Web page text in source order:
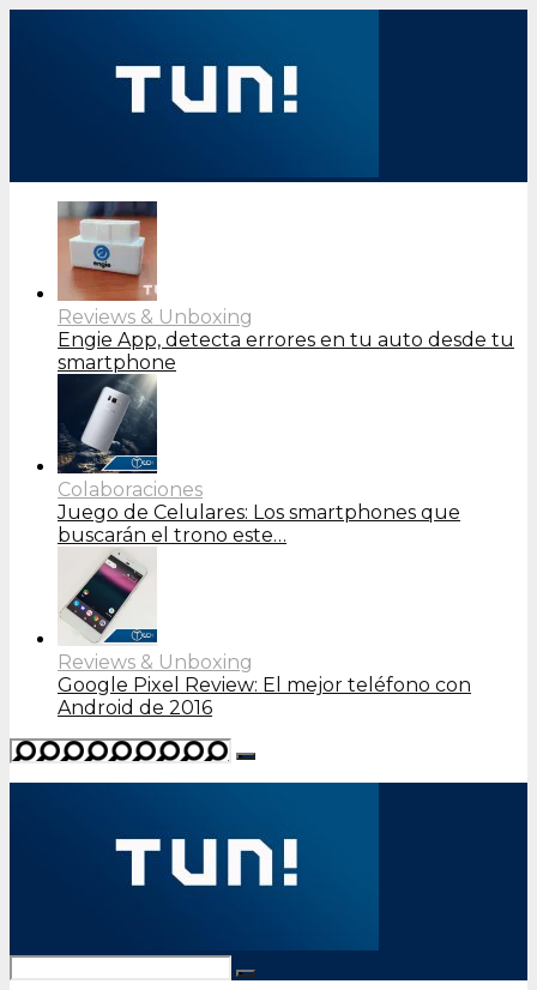
Reviews & Unboxing
Engie App, detecta errores en tu auto desde tu
smartphone
Colaboraciones
Juego de Celulares: Los smartphones que
buscarán el trono este…
Reviews & Unboxing
Google Pixel Review: El mejor teléfono con
Android de 2016